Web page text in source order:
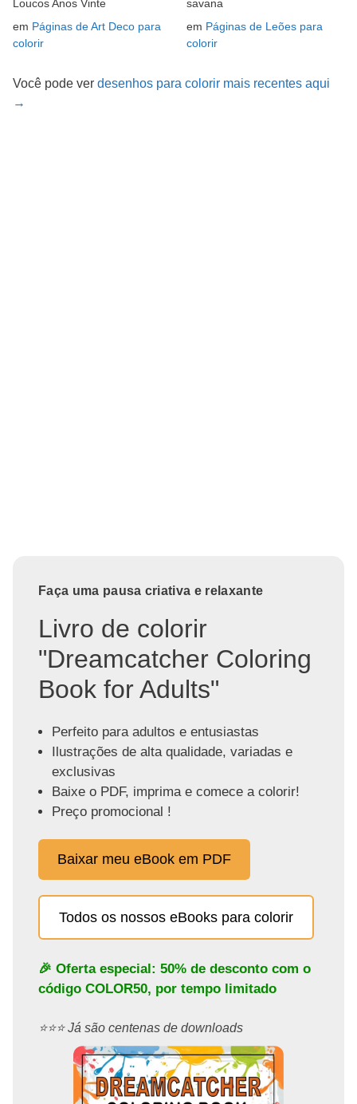
Loucos Anos Vinte
em Páginas de Art Deco para
colorir
savana
em Páginas de Leões para
colorir
Você pode ver desenhos para colorir mais recentes aqui
→
Faça uma pausa criativa e relaxante
Livro de colorir
"Dreamcatcher Coloring
Book for Adults"
Perfeito para adultos e entusiastas
Ilustrações de alta qualidade, variadas e
exclusivas
Baixe o PDF, imprima e comece a colorir!
Preço promocional !
Baixar meu eBook em PDF
Todos os nossos eBooks para colorir
🎉 Oferta especial: 50% de desconto com o
código COLOR50, por tempo limitado
⭐️⭐️⭐️ Já são centenas de downloads